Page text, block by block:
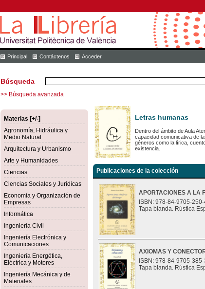
Principal Contáctenos Acceder
Búsqueda
>> Búsqueda avanzada
Materias [+/-]
Agronomía, Hidráulica y
Medio Natural
Arquitectura y Urbanismo
Arte y Humanidades
Ciencias
Ciencias Sociales y Jurídicas
Economía y Organización de
Empresas
Informática
Ingeniería Civil
Ingeniería Electrónica y
Comunicaciones
Ingeniería Energética,
Eléctrica y Motores
Ingeniería Mecánica y de
Materiales
Letras humanas
Dentro del ámbito de Aula
capacidad comunicativa de
géneros como la lírica,
existencia.
Publicaciones de la colección
APORTACIONES A LA
ISBN: 978-84-9705-
Tapa blanda. Rústica
AXIOMAS Y
ISBN: 978-84-9705-385-
Tapa blanda. Rústica